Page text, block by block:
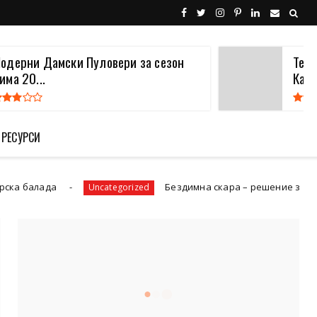
Дамски Пуловери за сезон
20...
Uncategorized Бездимна скара – решение за